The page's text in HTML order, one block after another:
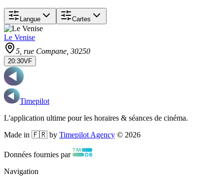
Langue Cartes
Le Venise
5, rue Compane , 30250
20:30VF
Timepilot
L'application ultime pour les horaires & séances de cinéma.
Made in 🇫🇷 by Timepilot Agency © 2026
Données fournies par
Navigation